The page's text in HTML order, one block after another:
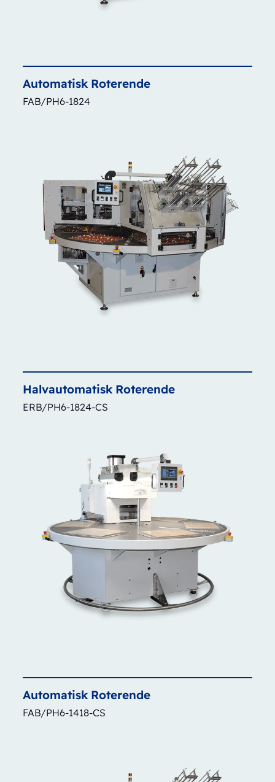
Automatisk Roterende
FAB/PH6-1824
Halvautomatisk Roterende
ERB/PH6-1824-CS
Automatisk Roterende
FAB/PH6-1418-CS